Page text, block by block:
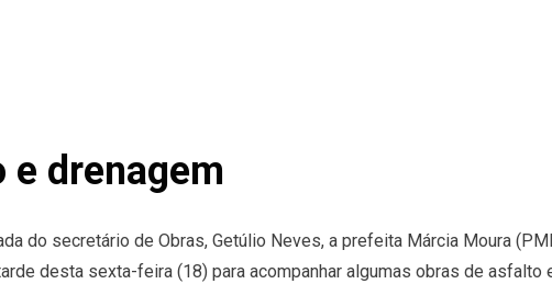
drenagem
do secretário de Obras, Getúlio Neves, a prefeita Márcia Moura
desta sexta-feira (18) para acompanhar algumas obras de asfalto